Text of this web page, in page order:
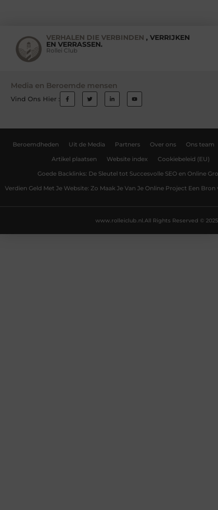
VERHALEN DIE VERBINDEN , VERRIJKEN
EN VERRASSEN.
Rollei Club
Media en Beroemde mensen
Vind Ons Hier :
Beroemdheden Uit de Media Partners Over ons Ons team
Artikel plaatsen Website index Cookiebeleid (EU)
Goede Backlinks: De Sleutel tot Succesvolle SEO en Online
Verdien Geld Met Je Website: Zo Maak Je Van Je Online Project Een
All Rights Reserved © 2025
www.rolleiclub.nl.